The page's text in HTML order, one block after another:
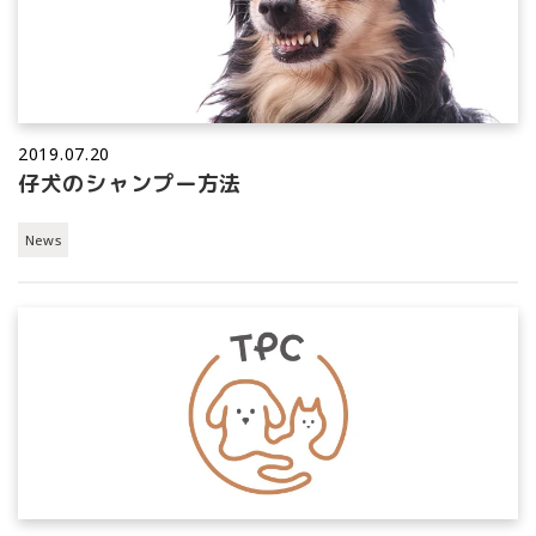
2019.07.20
仔犬のシャンプー方法
News